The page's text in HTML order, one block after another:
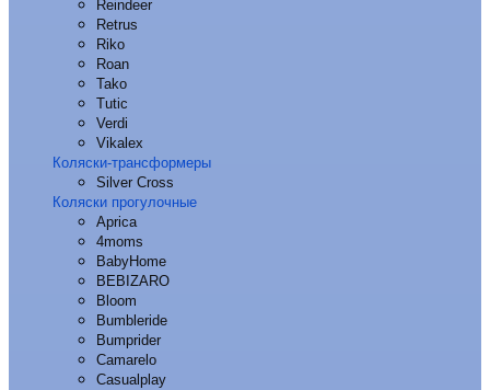
Reindeer
Retrus
Riko
Roan
Tako
Tutic
Verdi
Vikalex
Коляски-трансформеры
Silver Cross
Коляски прогулочные
Aprica
4moms
BabyHome
BEBIZARO
Bloom
Bumbleride
Bumprider
Camarelo
Casualplay